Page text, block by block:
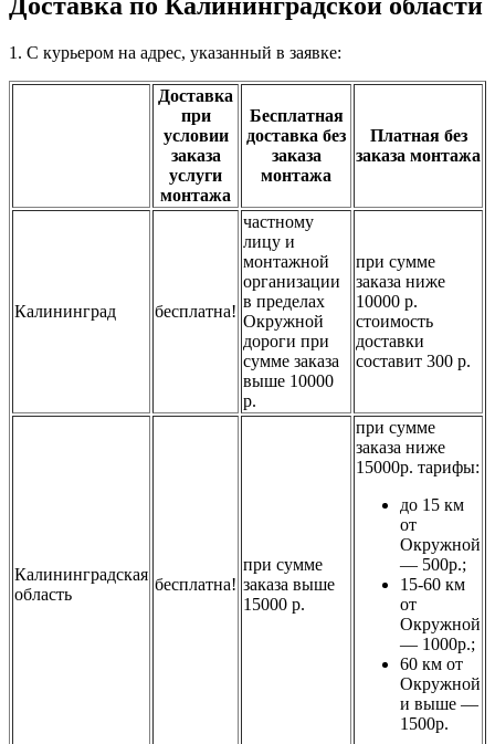
1. С курьером на адрес, указанный в заявке:
Доставка
при
условии
заказа
услуги
монтажа
Бесплатная
доставка без
заказа
монтажа
Платная без
заказа монтажа
Калининград бесплатна!
частному
лицу и
монтажной
организации
в пределах
Окружной
дороги при
сумме заказа
выше 10000
р.
при сумме
заказа ниже
10000 р.
стоимость
доставки
составит 300 р.
Калининградская
область
бесплатна!
при сумме
заказа выше
15000 р.
при сумме
заказа ниже
15000р. тарифы:
до 15 км
от
Окружной
— 500р.;
15-60 км
от
Окружной
— 1000р.;
60 км от
Окружной
и выше —
1500р.